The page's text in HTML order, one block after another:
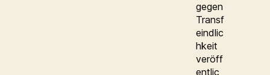
gegen
Transf
eindlic
hkeit
veröff
entlic